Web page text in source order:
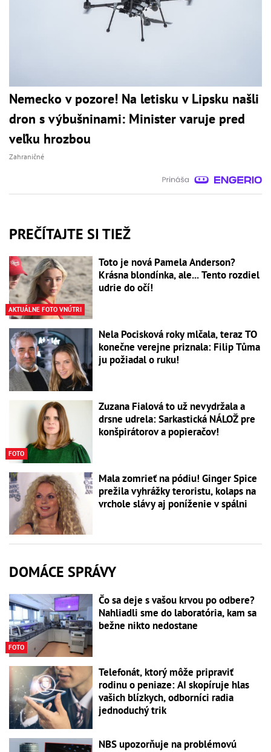
Nemecko v pozore! Na letisku v Lipsku našli
dron s výbušninami: Minister varuje pred
veľku hrozbou
Zahraničné
PREČÍTAJTE SI TIEŽ
AKTUÁLNE FOTO VNÚTRI
Toto je nová Pamela Anderson?
Krásna blondínka, ale... Tento rozdiel
udrie do očí!
Nela Pocisková roky mlčala, teraz TO
konečne verejne priznala: Filip Tůma
ju požiadal o ruku!
FOTO
Zuzana Fialová to už nevydržala a
drsne udrela: Sarkastická NÁLOŽ pre
konšpirátorov a popieračov!
Mala zomrieť na pódiu! Ginger Spice
prežila vyhrážky teroristu, kolaps na
vrchole slávy aj poníženie v spálni
DOMÁCE SPRÁVY
FOTO
Čo sa deje s vašou krvou po odbere?
Nahliadli sme do laboratória, kam sa
bežne nikto nedostane
Telefonát, ktorý môže pripraviť
rodinu o peniaze: AI skopíruje hlas
vašich blízkych, odborníci radia
jednoduchý trik
NBS upozorňuje na problémovú